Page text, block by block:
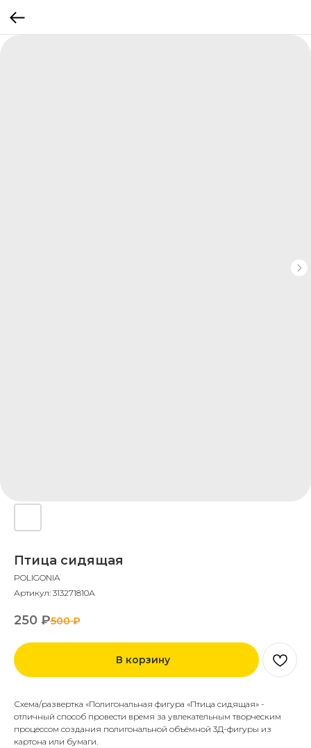
Птица сидящая
POLIGONIA
Артикул: 313271810А
250 ₽500 ₽
В корзину
Схема/развертка «Полигональная фигура «Птица сидящая» -
отличный способ провести время за увлекательным творческим
процессом создания полигональной объёмной 3Д-фигуры из
картона или бумаги.